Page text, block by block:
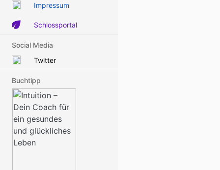
Impressum
Schlossportal
Social Media
Twitter
Buchtipp